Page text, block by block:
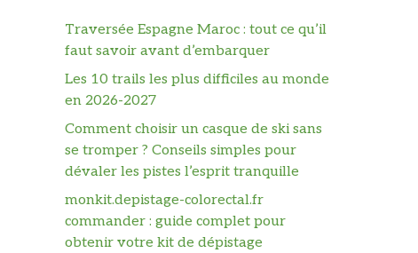
Traversée Espagne Maroc : tout ce qu’il
faut savoir avant d’embarquer
Les 10 trails les plus difficiles au monde
en 2026-2027
Comment choisir un casque de ski sans
se tromper ? Conseils simples pour
dévaler les pistes l’esprit tranquille
monkit.depistage-colorectal.fr
commander : guide complet pour
obtenir votre kit de dépistage